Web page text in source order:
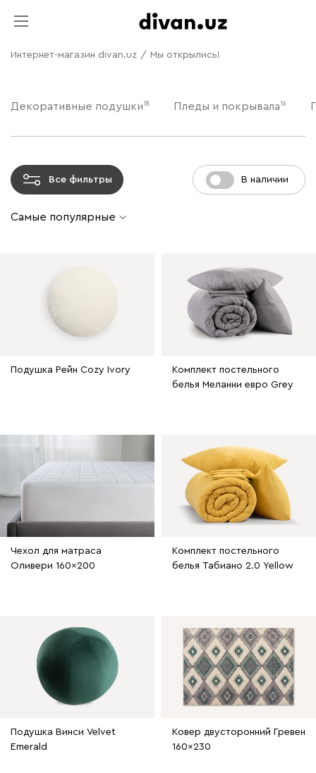
Интернет-магазин divan.uz / Мы открылись!
Декоративные подушки 18 Пледы и покрывала 16
Все фильтры В наличии
Самые популярные
Подушка Рейн Cozy Ivory
Комплект постельного
белья Меланни евро Grey
Чехол для матраса
Оливери 160x200
Комплект постельного
белья Табиано 2.0 Yellow
Подушка Винси Velvet
Emerald
Ковер двусторонний Гревен
160x230